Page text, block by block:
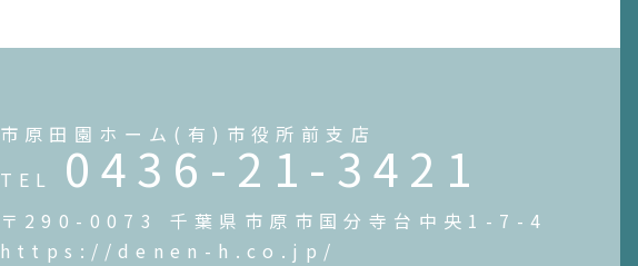
市原田園ホーム(有)市役所前支店
TEL 0436-21-3421
〒290-0073 千葉県市原市国分寺台中央1-7-4
https://denen-h.co.jp/